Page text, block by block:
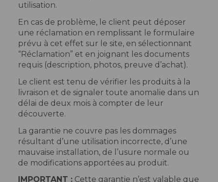
utilisation.
En cas de problème, le client peut déposer
une réclamation en remplissant le formulaire
prévu à cet effet sur le site, en sélectionnant
“Réclamation” et en joignant les documents
requis (description, photos, preuve d’achat).
Le client est tenu de vérifier les produits à la
livraison et de signaler toute anomalie dans un
délai de deux mois à compter de leur
découverte.
La garantie ne couvre pas les dommages
résultant d’une utilisation incorrecte, d’une
mauvaise installation, de l’usure normale ou
de modifications apportées au produit.
IMPORTANT :Cette garantie n’est valable que